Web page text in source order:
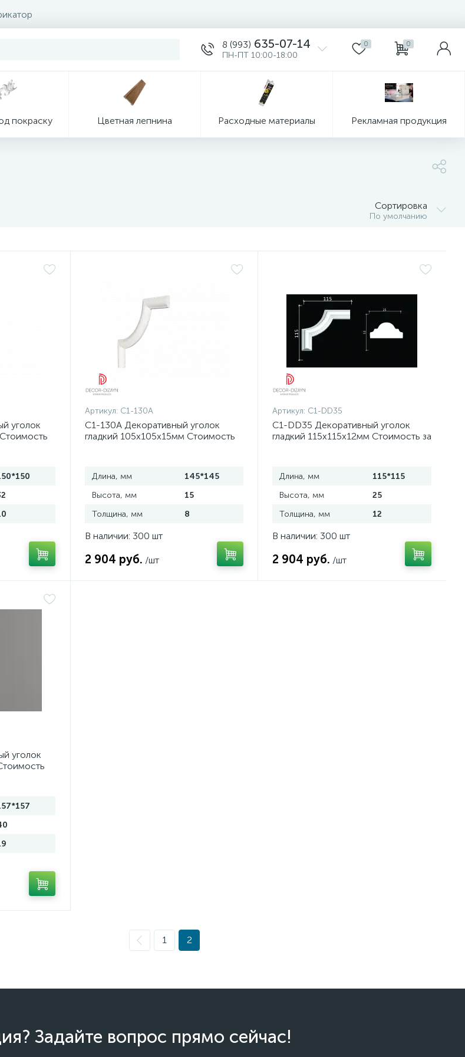
8 (993) 635-07-14
ПН-ПТ 10:00-18:00
0 0
покраску Цветная лепнина Расходные материалы Рекламная продукция
Сортировка
По умолчанию
уголок
Артикул: C1-130A
C1-130A Декоративный уголок
гладкий 105х105х15мм Стоимость
Длина, мм
145*145
Высота, мм
15
Толщина, мм
8
В наличии: 300 шт
2 904 руб. /шт
Артикул: C1-DD35
C1-DD35 Декоративный уголок
гладкий 115х115х12мм Стоимость за
Длина, мм
115*115
Высота, мм
25
Толщина, мм
12
В наличии: 300 шт
2 904 руб. /шт
уголок
1 2
Задайте вопрос прямо сейчас!